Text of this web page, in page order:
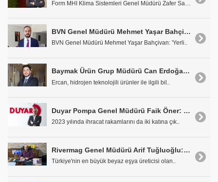
BVN Genel Müdürü Mehmet Yaşar Bahçivan: "Ülkemizde Üretilmeyeni Üretmeyi Görev Bildik"
BVN Genel Müdürü Mehmet Yaşar Bahçivan: 'Yerli..
Baymak Ürün Grup Müdürü Can Erdoğan: "2050 Yılına Kadar Yüzde 100 Hidrojene Geçiş Planlanıyor"
Ercan, hidrojen teknolojili ürünler ile ilgili bil..
Duyar Pompa Genel Müdürü Faik Öner: "Küresel Ölçekte Sürdürülebilirlik Kapsamına Girmek İstiyoruz"
2023 yılında ihracat rakamlarını da iki katına çık..
Rivermag Genel Müdürü Arif Tuğluoğlu: "Manyetik Kombi Filtresini Yurt İçinde Daha Çok Tanıtarak Satış Ağını Genişleteceğiz"
Türkiye'nin en büyük beyaz eşya üreticisi olan..